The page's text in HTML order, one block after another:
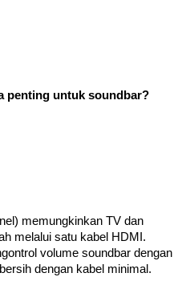
penting untuk soundbar?
memungkinkan TV dan
melalui satu kabel HDMI.
volume soundbar dengan
dengan kabel minimal.